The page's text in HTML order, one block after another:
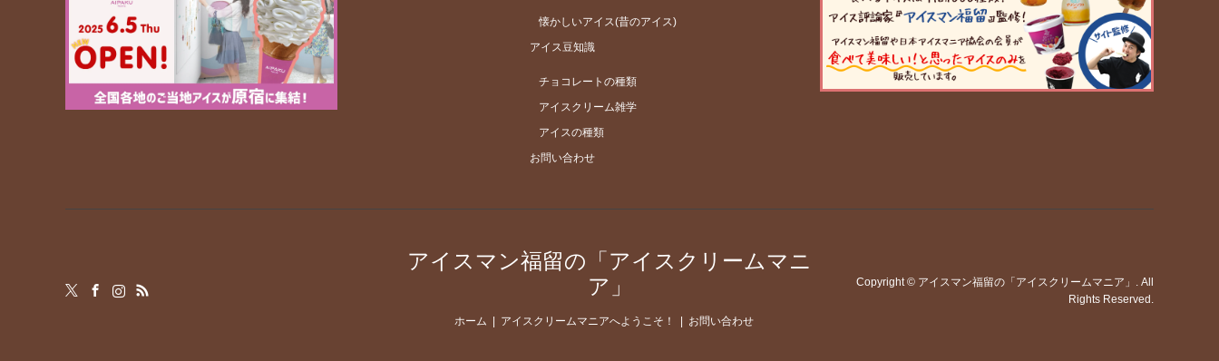
懐かしいアイス(昔のアイス)
アイス豆知識
チョコレートの種類
アイスクリーム雑学
アイスの種類
お問い合わせ
アイスマン福留の「アイスクリームマニ
ア」
ホーム アイスクリームマニアへようこそ！ お問い合わせ
Copyright© アイスマン福留の「アイスクリームマニア」 . All
Rights Reserved.